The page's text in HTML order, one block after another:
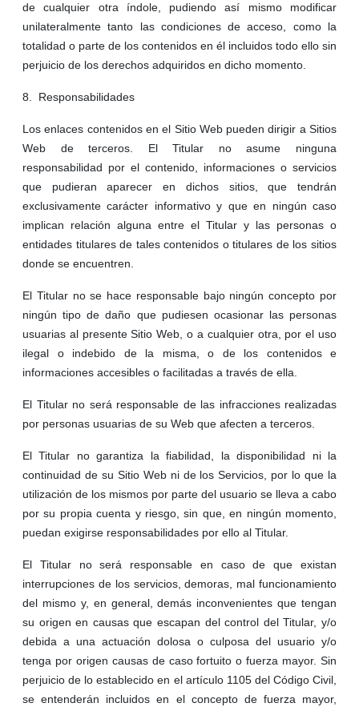
de cualquier otra índole, pudiendo así mismo modificar
unilateralmente tanto las condiciones de acceso, como la
totalidad o parte de los contenidos en él incluidos todo ello sin
perjuicio de los derechos adquiridos en dicho momento.
8. Responsabilidades
Los enlaces contenidos en el Sitio Web pueden dirigir a Sitios
Web de terceros. El Titular no asume ninguna
responsabilidad por el contenido, informaciones o servicios
que pudieran aparecer en dichos sitios, que tendrán
exclusivamente carácter informativo y que en ningún caso
implican relación alguna entre el Titular y las personas o
entidades titulares de tales contenidos o titulares de los sitios
donde se encuentren.
El Titular no se hace responsable bajo ningún concepto por
ningún tipo de daño que pudiesen ocasionar las personas
usuarias al presente Sitio Web, o a cualquier otra, por el uso
ilegal o indebido de la misma, o de los contenidos e
informaciones accesibles o facilitadas a través de ella.
El Titular no será responsable de las infracciones realizadas
por personas usuarias de su Web que afecten a terceros.
El Titular no garantiza la fiabilidad, la disponibilidad ni la
continuidad de su Sitio Web ni de los Servicios, por lo que la
utilización de los mismos por parte del usuario se lleva a cabo
por su propia cuenta y riesgo, sin que, en ningún momento,
puedan exigirse responsabilidades por ello al Titular.
El Titular no será responsable en caso de que existan
interrupciones de los servicios, demoras, mal funcionamiento
del mismo y, en general, demás inconvenientes que tengan
su origen en causas que escapan del control del Titular, y/o
debida a una actuación dolosa o culposa del usuario y/o
tenga por origen causas de caso fortuito o fuerza mayor. Sin
perjuicio de lo establecido en el artículo 1105 del Código Civil,
se entenderán incluidos en el concepto de fuerza mayor,